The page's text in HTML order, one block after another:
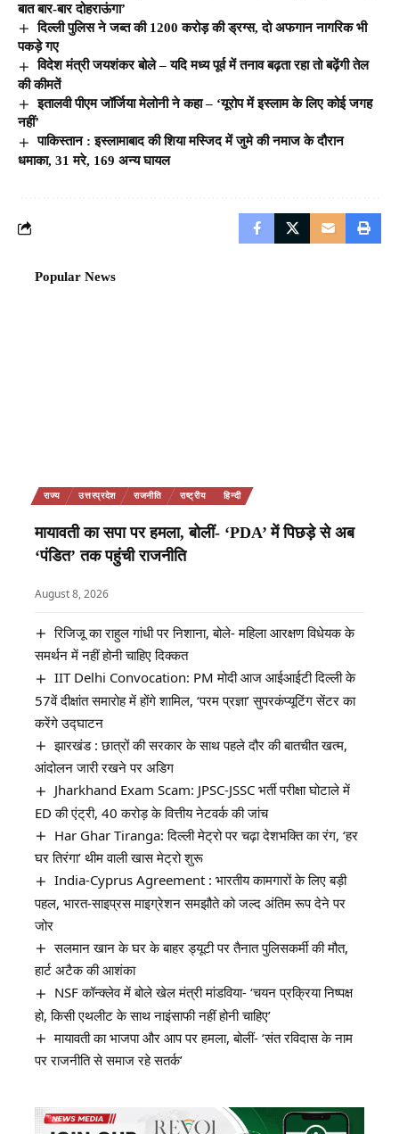
बात बार-बार दोहराऊंगा’
दिल्ली पुलिस ने जब्त की 1200 करोड़ की ड्रग्स, दो अफगान नागरिक भी
पकड़े गए
विदेश मंत्री जयशंकर बोले – यदि मध्य पूर्व में तनाव बढ़ता रहा तो बढ़ेंगी तेल
की कीमतें
इतालवी पीएम जॉर्जिया मेलोनी ने कहा – ‘यूरोप में इस्लाम के लिए कोई जगह
नहीं’
पाकिस्तान : इस्लामाबाद की शिया मस्जिद में जुमे की नमाज के दौरान
धमाका, 31 मरे, 169 अन्य घायल
Popular News
राज्य उत्तरप्रदेश राजनीति राष्ट्रीय हिन्दी
मायावती का सपा पर हमला, बोलीं- ‘PDA’ में पिछड़े से अब
‘पंडित’ तक पहुंची राजनीति
August 8, 2026
रिजिजू का राहुल गांधी पर निशाना, बोले- महिला आरक्षण विधेयक के
समर्थन में नहीं होनी चाहिए दिक्कत
IIT Delhi Convocation: PM मोदी आज आईआईटी दिल्ली के
57वें दीक्षांत समारोह में होंगे शामिल, ‘परम प्रज्ञा’ सुपरकंप्यूटिंग सेंटर का
करेंगे उद्घाटन
झारखंड : छात्रों की सरकार के साथ पहले दौर की बातचीत खत्म,
आंदोलन जारी रखने पर अडिग
Jharkhand Exam Scam: JPSC-JSSC भर्ती परीक्षा घोटाले में
ED की एंट्री, 40 करोड़ के वित्तीय नेटवर्क की जांच
Har Ghar Tiranga: दिल्ली मेट्रो पर चढ़ा देशभक्ति का रंग, ‘हर
घर तिरंगा’ थीम वाली खास मेट्रो शुरू
India-Cyprus Agreement : भारतीय कामगारों के लिए बड़ी
पहल, भारत-साइप्रस माइग्रेशन समझौते को जल्द अंतिम रूप देने पर
जोर
सलमान खान के घर के बाहर ड्यूटी पर तैनात पुलिसकर्मी की मौत,
हार्ट अटैक की आशंका
NSF कॉन्क्लेव में बोले खेल मंत्री मांडविया- ‘चयन प्रक्रिया निष्पक्ष
हो, किसी एथलीट के साथ नाइंसाफी नहीं होनी चाहिए’
मायावती का भाजपा और आप पर हमला, बोलीं- ‘संत रविदास के नाम
पर राजनीति से समाज रहे सतर्क’